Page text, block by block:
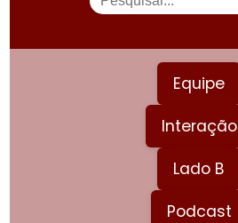
Equipe
Interação
Lado B
Podcast